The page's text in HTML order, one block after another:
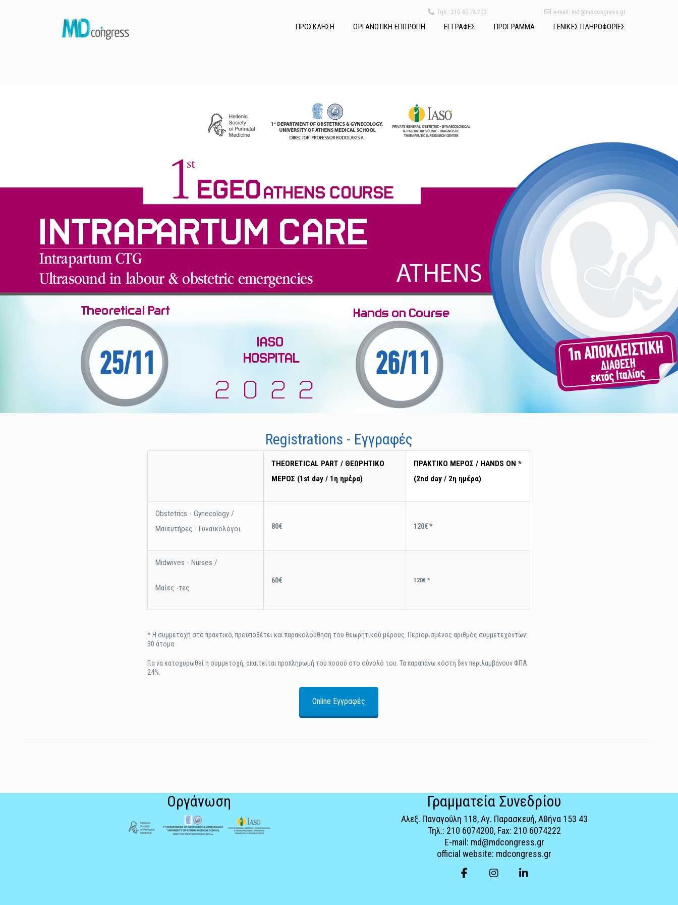
Τηλ.: 210.60.74.200 e-mail: md@mdcongress.gr
ΠΡΟΣΚΛΗΣΗ ΟΡΓΑΝΩΤΙΚΗ ΕΠΙΤΡΟΠΗ ΕΓΓΡΑΦΕΣ ΠΡΟΓΡΑΜΜΑ ΓΕΝΙΚΕΣ ΠΛΗΡΟΦΟΡΙΕΣ
Registrations - Εγγραφές
THEORETICAL PART / ΘΕΩΡΗΤΙΚΟ
ΜΕΡΟΣ (1st day / 1η ημέρα)
ΠΡΑΚΤΙΚΟ ΜΕΡΟΣ / HANDS ON *
(2nd day / 2η ημέρα)
Obstetrics - Gynecology /
Μαιευτήρες - Γυναικολόγοι
80€ 120€ *
Midwives - Nurses /
Μαίες -τες
60€ 120€ *
* Η συμμετοχή στο πρακτικό, προϋποθέτει και παρακολούθηση του θεωρητικού μέρους. Περιορισμένος αριθμός συμμετεχόντων:
30 άτομα.
Για να κατοχυρωθεί η συμμετοχή, απαιτείται προπληρωμή του ποσού στο σύνολό του. Τα παραπάνω κόστη δεν περιλαμβάνουν ΦΠΑ
24%.
Online Εγγραφές
Οργάνωση Γραμματεία Συνεδρίου
Αλεξ. Παναγούλη 118, Αγ. Παρασκευή, Αθήνα 153 43
Τηλ.: 210 6074200, Fax: 210 6074222
E-mail: md@mdcongress.gr
official website: mdcongress.gr